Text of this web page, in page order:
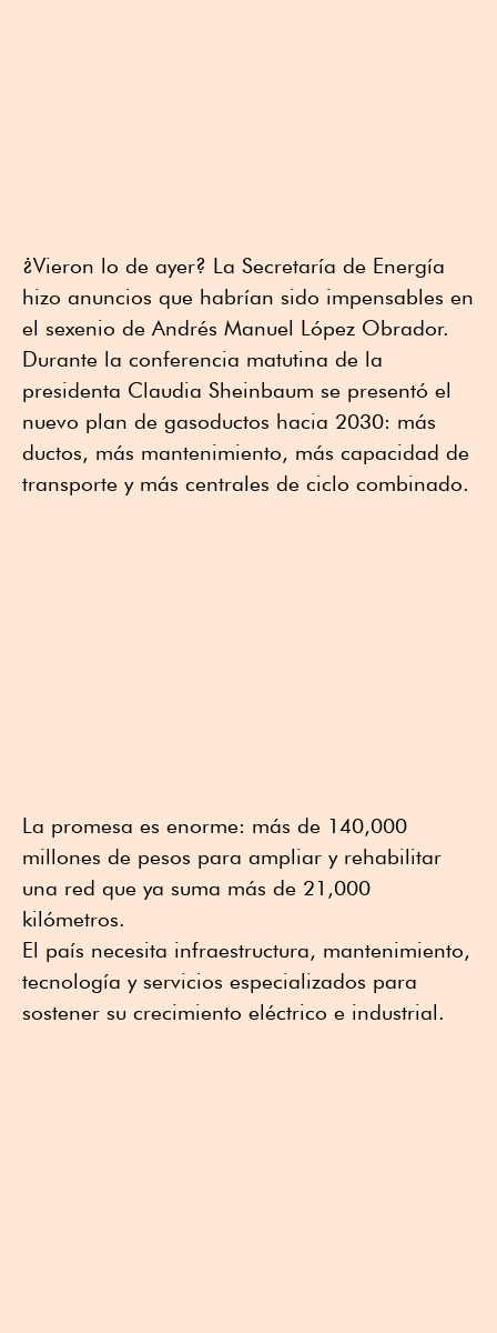
¿Vieron lo de ayer? La Secretaría de Energía
hizo anuncios que habrían sido impensables en
el sexenio de Andrés Manuel López Obrador.
Durante la conferencia matutina de la
presidenta Claudia Sheinbaum se presentó el
nuevo plan de gasoductos hacia 2030: más
ductos, más mantenimiento, más capacidad de
transporte y más centrales de ciclo combinado.
La promesa es enorme: más de 140,000
millones de pesos para ampliar y rehabilitar
una red que ya suma más de 21,000
kilómetros.
El país necesita infraestructura, mantenimiento,
tecnología y servicios especializados para
sostener su crecimiento eléctrico e industrial.